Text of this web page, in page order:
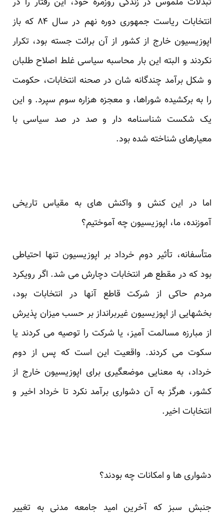
انتخابات ریاست جمهوری دوره نهم در سال ۸۴ که باز
اپوزیسیون خارج از کشور از آن برائت جسته بود، تکرار
نکردند و البته این بار محاسبه سیاسی غلط اصلاح طلبان
و شکل برآمد چندگانه شان در صحنه انتخابات، حکومت
را به برکشیده شوراها، و معجزه هزاره سوم سپرد. و این
یک شکست شناسنامه دار و صد در صد سیاسی با
معیارهای شناخته شده بود.
اما در این کنش و واکنش های به مقیاس تاریخی
آموزنده، ما، اپوزیسیون چه آموختیم؟
متأسفانه، تأثیر دوم خرداد بر اپوزیسیون تنها احتیاطی
بود که در مقطع هر انتخابات دچارش می شد. اگر رویکرد
مردم حاکی از شرکت قاطع آنها در انتخابات بود،
بخشهایی از اپوزیسیون غیربرانداز بر حسب میزان پذیرش
از مبارزه مسالمت آمیز، یا شرکت را توصیه می کردند یا
سکوت می کردند. واقعیت این است که پس از دوم
خرداد، به معنایی موضعگیری برای اپوزیسیون خارج از
کشور، هرگز به آن دشواری برآمد نکرد تا خرداد اخیر و
انتخابات اخیر.
دشواری ها و امکانات چه بودند؟
جنبش سبز که آخرین امید جامعه مدنی به تغییر